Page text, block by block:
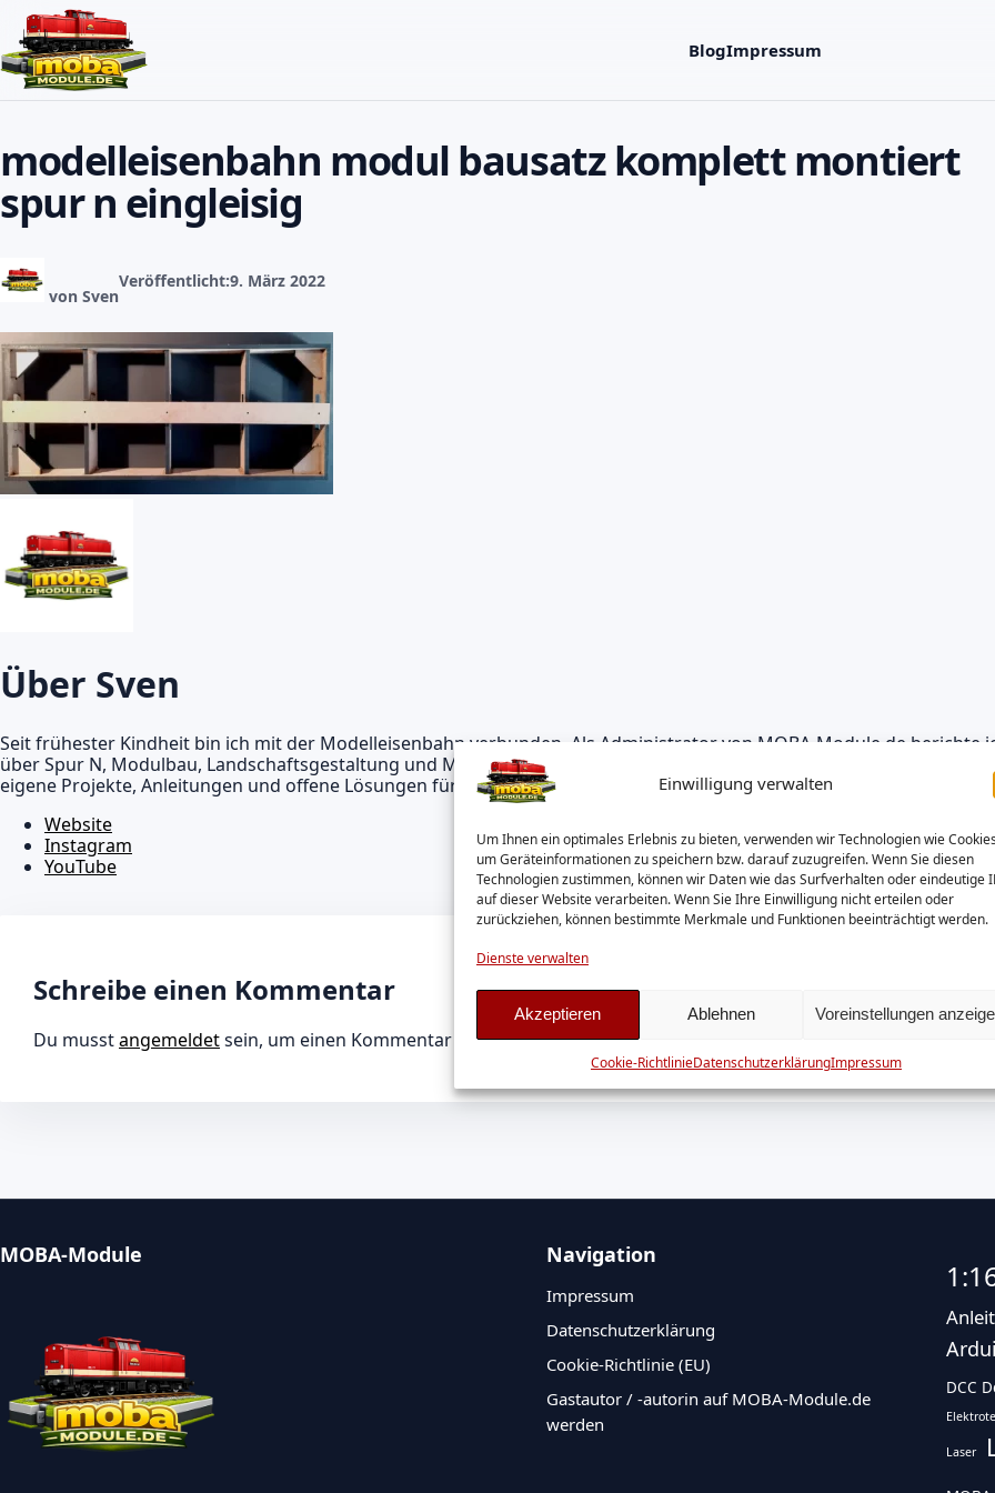
Einwilligung verwalten
Um Ihnen ein optimales Erlebnis zu bieten, verwenden wir Technologien wie
um Geräteinformationen zu speichern bzw. darauf zuzugreifen. Wenn Sie diesen
Technologien zustimmen, können wir Daten wie das Surfverhalten oder eindeutige
auf dieser Website verarbeiten. Wenn Sie Ihre Einwilligung nicht erteilen oder
zurückziehen, können bestimmte Merkmale und Funktionen beeinträchtigt werden.
Dienste verwalten
Akzeptieren Ablehnen Voreinstellungen
Cookie-RichtlinieDatenschutzerklärungImpressum
Zum Inhalt springen
BlogImpressum
modelleisenbahn modul bausatz komplett montiert
spur n eingleisig
von Sven
Veröffentlicht:9. März 2022
Über Sven
Seit frühester Kindheit bin ich mit der Modelleisenbahn verbunden. Als Administrator von MOBA-Module.de berichte
über Spur N, Modulbau, Landschaftsgestaltung und Modelleisenbahn-Elektronik. Dabei entwickle und dokumentiere
eigene Projekte, Anleitungen und offene Lösungen für andere Modellbahnbegeisterte.
Website
Instagram
YouTube
Schreibe einen Kommentar
Du musstangemeldetsein, um einen Kommentar abzugeben.
MOBA-Module Navigation
Impressum
Datenschutzerklärung
Cookie-Richtlinie (EU)
Gastautor / -autorin auf MOBA-Module.de
werden
DCC
Laser